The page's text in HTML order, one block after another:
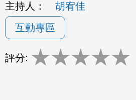
主持人：
胡宥佳
互動專區
評分: ★★★★★